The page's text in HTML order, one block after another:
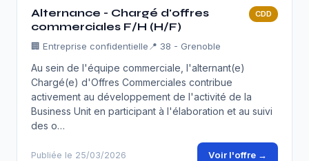
Alternance - Chargé d'offres
commerciales F/H (H/F)
CDD
🏢 Entreprise confidentielle 📍 38 - Grenoble
Au sein de l'équipe commerciale, l'alternant(e)
Chargé(e) d'Offres Commerciales contribue
activement au développement de l'activité de la
Business Unit en participant à l'élaboration et au suivi
des o…
Publiée le 25/03/2026 Voir l'offre →